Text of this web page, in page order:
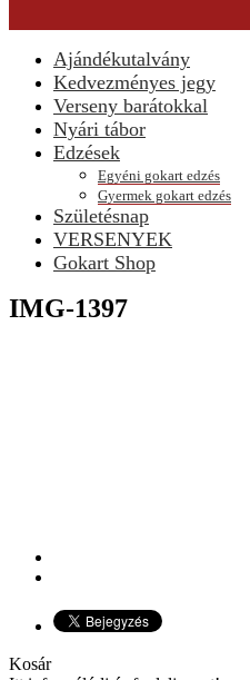
Ajándékutalvány
Kedvezményes jegy
Verseny barátokkal
Nyári tábor
Edzések
Egyéni gokart edzés
Gyermek gokart edzés
Születésnap
VERSENYEK
Gokart Shop
IMG-1397
Kosár